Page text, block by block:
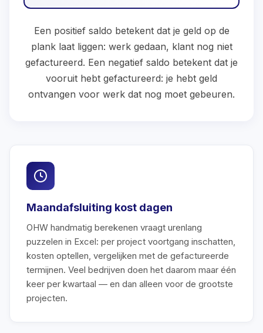
Een positief saldo betekent dat je geld op de
plank laat liggen: werk gedaan, klant nog niet
gefactureerd. Een negatief saldo betekent dat je
vooruit hebt gefactureerd: je hebt geld
ontvangen voor werk dat nog moet gebeuren.
Maandafsluiting kost dagen
OHW handmatig berekenen vraagt urenlang
puzzelen in Excel: per project voortgang inschatten,
kosten optellen, vergelijken met de gefactureerde
termijnen. Veel bedrijven doen het daarom maar één
keer per kwartaal — en dan alleen voor de grootste
projecten.